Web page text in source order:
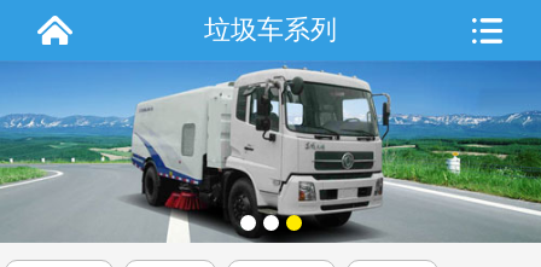
垃圾车系列